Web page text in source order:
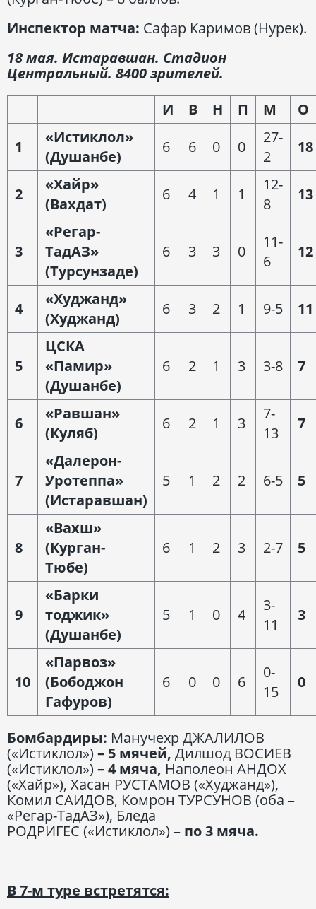
Инспектор матча: Сафар Каримов (Нурек).
18 мая. Истаравшан. Стадион
Центральный. 8400 зрителей.
И
В Н П М
О
1
«Истиклол»
(Душанбе)
6 6 0 0
27-
2
18
2
«Хайр»
(Вахдат)
6 4 1 1
12-
8
13
3
«Регар-
ТадАЗ»
(Турсунзаде)
6 3 3 0
11-
6
12
4
«Худжанд»
(Худжанд)
6 3 2 1 9-5 11
5
ЦСКА
«Памир»
(Душанбе)
6 2 1 3 3-8 7
6
«Равшан»
(Куляб)
6 2 1 3
7-
13
7
7
«Далерон-
Уротеппа»
(Истаравшан)
5 1 2 2 6-5 5
8
«Вахш»
(Курган-
Тюбе)
6 1 2 3 2-7 5
9
«Барки
тоджик»
(Душанбе)
5 1 0 4
3-
11
3
10
«Парвоз»
(Бободжон
Гафуров)
6 0 0 6
0-
15
0
Бомбардиры: Манучехр ДЖАЛИЛОВ
(«Истиклол») – 5 мячей,Дилшод ВОСИЕВ
(«Истиклол») – 4 мяча, Наполеон АНДОХ
(«Хайр»), Хасан РУСТАМОВ («Худжанд»),
Комил САИДОВ, Комрон ТУРСУНОВ (оба –
«Регар-ТадАЗ»), Бледа
РОДРИГЕС («Истиклол») – по3 мяча.
В 7-м туре встретятся: